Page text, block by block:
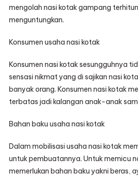
mengolah nasi kotak gampang
menguntungkan.
Konsumen usaha nasi kotak
Konsumen nasi kotak sesungguhnya
sensasi nikmat yang di sajikan nasi
banyak orang. Konsumen nasi kotak
terbatas jadi kalangan anak-anak
Bahan baku usaha nasi kotak
Dalam mobilisasi usaha nasi kotak
untuk pembuatannya. Untuk memicu
memerlukan bahan baku yakni beras,